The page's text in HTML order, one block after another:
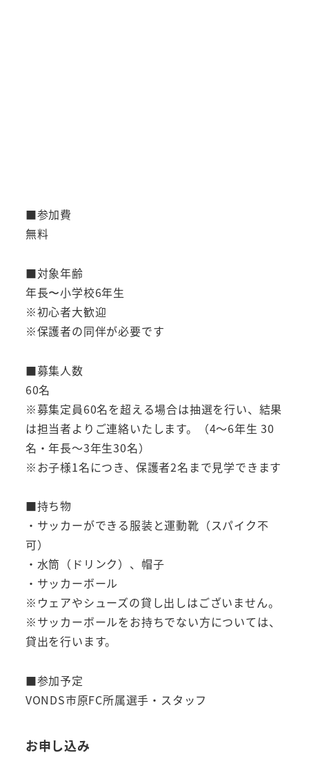
■参加費
無料
■対象年齢
年長〜小学校6年生
※初心者大歓迎
※保護者の同伴が必要です
■募集人数
60名
※募集定員60名を超える場合は抽選を行い、結果
は担当者よりご連絡いたします。（4～6年生 30
名・年長～3年生30名）
※お子様1名につき、保護者2名まで見学できます
■持ち物
・サッカーができる服装と運動靴（スパイク不
可）
・水筒（ドリンク）、帽子
・サッカーボール
※ウェアやシューズの貸し出しはございません。
※サッカーボールをお持ちでない方については、
貸出を行います。
■参加予定
VONDS市原FC所属選手・スタッフ
お申し込み